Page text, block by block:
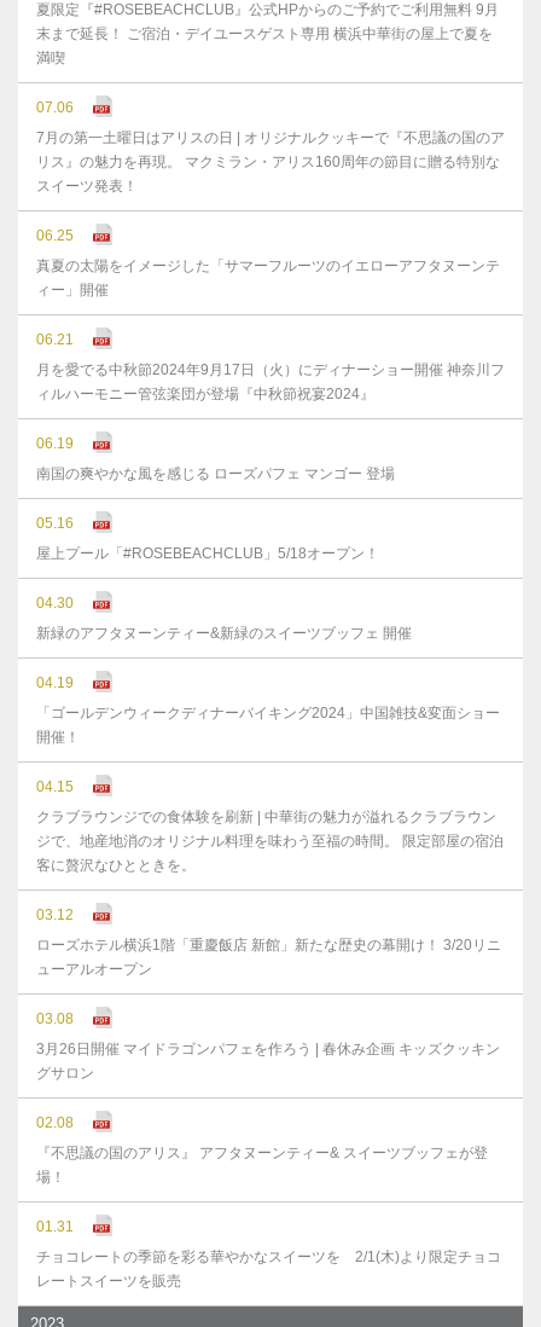
夏限定『#ROSEBEACHCLUB』公式HPからのご予約でご利用無料 9月
末まで延⻑！ ご宿泊・デイユースゲスト専用 横浜中華街の屋上で夏を
満喫
07.06
7月の第一土曜日はアリスの日 | オリジナルクッキーで『不思議の国のア
リス』の魅力を再現。 マクミラン・アリス160周年の節目に贈る特別な
スイーツ発表！
06.25
真夏の太陽をイメージした「サマーフルーツのイエローアフタヌーンテ
ィー」開催
06.21
月を愛でる中秋節2024年9月17日（火）にディナーショー開催 神奈川フ
ィルハーモニー管弦楽団が登場『中秋節祝宴2024』
06.19
南国の爽やかな風を感じる ローズパフェ マンゴー 登場
05.16
屋上プール「#ROSEBEACHCLUB」5/18オープン！
04.30
新緑のアフタヌーンティー&新緑のスイーツブッフェ 開催
04.19
「ゴールデンウィークディナーバイキング2024」中国雑技&変面ショー
開催！
04.15
クラブラウンジでの食体験を刷新 | 中華街の魅力が溢れるクラブラウン
ジで、地産地消のオリジナル料理を味わう至福の時間。 限定部屋の宿泊
客に贅沢なひとときを。
03.12
ローズホテル横浜1階「重慶飯店 新館」新たな歴史の幕開け！ 3/20リニ
ューアルオープン
03.08
3月26日開催 マイドラゴンパフェを作ろう | 春休み企画 キッズクッキン
グサロン
02.08
『不思議の国のアリス』 アフタヌーンティー& スイーツブッフェが登
場！
01.31
チョコレートの季節を彩る華やかなスイーツを 2/1(木)より限定チョコ
レートスイーツを販売